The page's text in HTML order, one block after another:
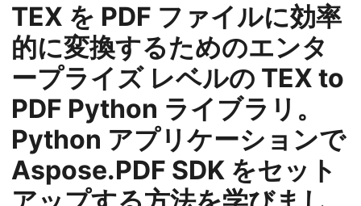
TEX を PDF ファイルに効率
的に変換するためのエンタ
ープライズ レベルの TEX to
PDF Python ライブラリ。
Python アプリケーションで
Aspose.PDF SDK をセット